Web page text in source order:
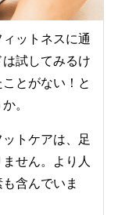
ットネスに通
試してみるけ
とがない！と
。
トケアは、足
せん。より人
含んでいま